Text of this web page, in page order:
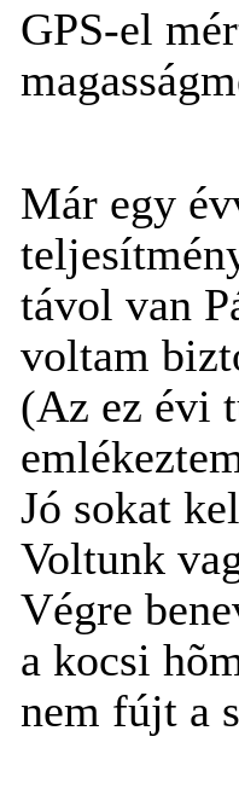
GPS-el
Már egy
távol van
voltam
(Az ez évi
Jó sokat
Voltunk
Végre
a kocsi
nem fújt a